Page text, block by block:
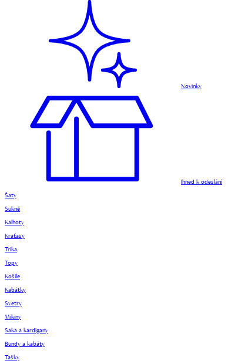
Novinky
Ihned k odeslání
Šaty
Sukně
Kalhoty
Kraťasy
Trika
Topy
Košile
Kabátky
Svetry
Mikiny
Saka a kardigany
Bundy a kabáty
Tašky